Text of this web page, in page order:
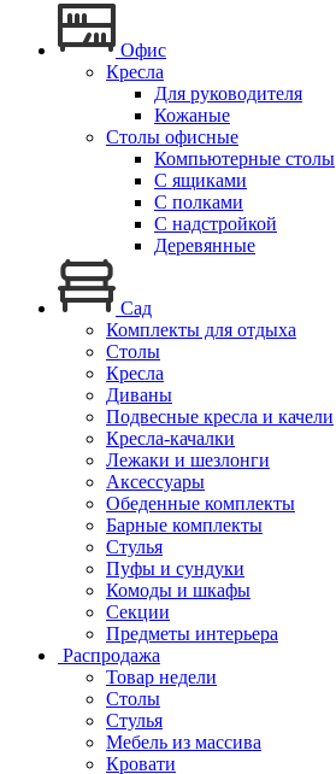
Офис
Кресла
Для руководителя
Кожаные
Столы офисные
Компьютерные столы
С ящиками
С полками
С надстройкой
Деревянные
Сад
Комплекты для отдыха
Столы
Кресла
Диваны
Подвесные кресла и качели
Кресла-качалки
Лежаки и шезлонги
Аксессуары
Обеденные комплекты
Барные комплекты
Стулья
Пуфы и сундуки
Комоды и шкафы
Секции
Предметы интерьера
Распродажа
Товар недели
Столы
Стулья
Мебель из массива
Кровати